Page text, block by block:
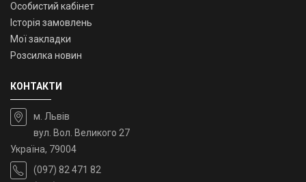
Особистий кабінет
Історія замовлень
Мої закладки
Розсилка новин
КОНТАКТИ
м. Львів
вул. Вол. Великого 27
Україна, 79004
(097) 82 471 82